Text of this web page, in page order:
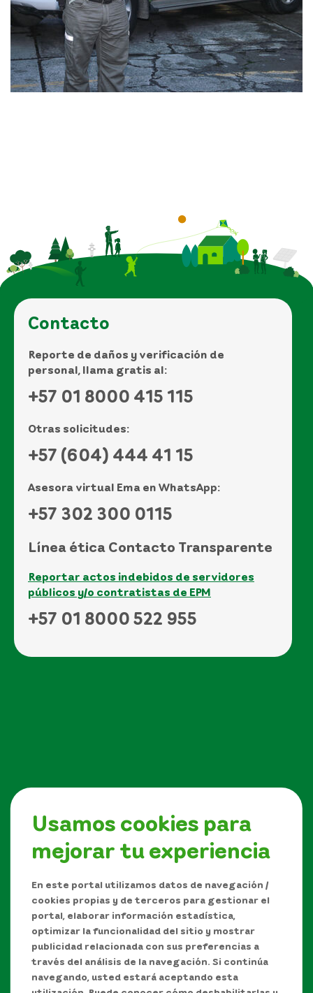
Usamos cookies para
mejorar tu experiencia
En este portal utilizamos datos de navegación /
cookies propias y de terceros para gestionar el
portal, elaborar información estadística,
optimizar la funcionalidad del sitio y mostrar
publicidad relacionada con sus preferencias a
través del análisis de la navegación. Si continúa
navegando, usted estará aceptando esta
Contacto
Reporte de daños y verificación de
personal, llama gratis al:
+57 01 8000 415 115
Otras solicitudes:
+57 (604) 444 41 15
Asesora virtual Ema en WhatsApp:
+57 302 300 0115
Línea ética Contacto Transparente
Reportar actos indebidos de servidores
públicos y/o contratistas de EPM
+57 01 8000 522 955
Síguenos en